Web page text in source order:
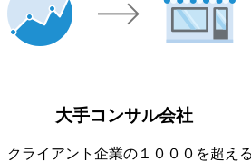
大手コンサル会社
クライアント企業の１０００を超え